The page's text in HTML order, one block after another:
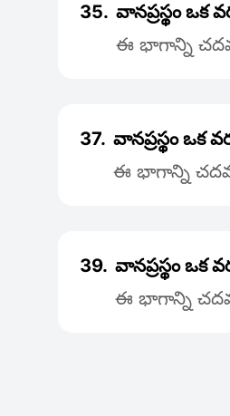
35. వానప్రస్థం
ఈ భాగాన్ని
37. వానప్రస్థం ఒక
ఈ భాగాన్ని
39. వానప్రస్థం
ఈ భాగాన్ని